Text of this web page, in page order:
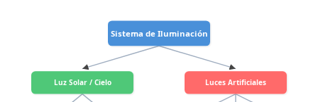
Sistema de Iluminación
Luz Solar / Cielo Luces Artificiales